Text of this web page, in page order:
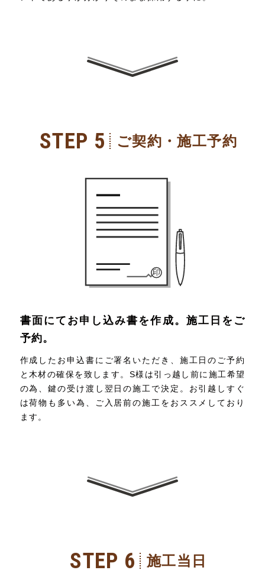
STEP 5 ご契約・施工予約
書面にてお申し込み書を作成。施工日をご
予約。
作成したお申込書にご署名いただき、施工日のご予約
と木材の確保を致します。S様は引っ越し前に施工希望
の為、鍵の受け渡し翌日の施工で決定。お引越しすぐ
は荷物も多い為、ご入居前の施工をおススメしており
ます。
STEP 6 施工当日